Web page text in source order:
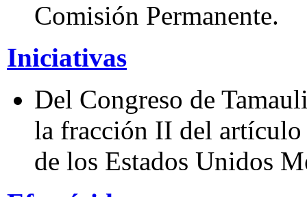
Comisión Permanente.
Iniciativas
Del Congreso de
la fracción II del
de los Estados Unidos